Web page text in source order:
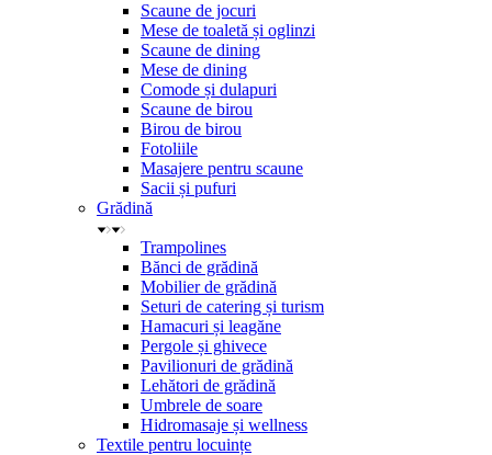
Scaune de jocuri
Mese de toaletă și oglinzi
Scaune de dining
Mese de dining
Comode și dulapuri
Scaune de birou
Birou de birou
Fotoliile
Masajere pentru scaune
Sacii și pufuri
Grădină
Trampolines
Bănci de grădină
Mobilier de grădină
Seturi de catering și turism
Hamacuri și leagăne
Pergole și ghivece
Pavilionuri de grădină
Lehători de grădină
Umbrele de soare
Hidromasaje și wellness
Textile pentru locuințe